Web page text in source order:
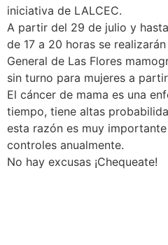
iniciativa de LALCEC.
A partir del 29 de julio y
de 17 a 20 horas se
General de Las Flores
sin turno para mujeres a
El cáncer de mama es una
tiempo, tiene altas
esta razón es muy
controles anualmente.
No hay excusas ¡Chequeate!